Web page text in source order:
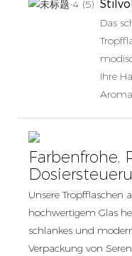
Stilvoll
Das
Ihre
Farbenfrohe,
Unsere Tropfflaschen
hochwertigem Glas
schlankes und
Verpackung von